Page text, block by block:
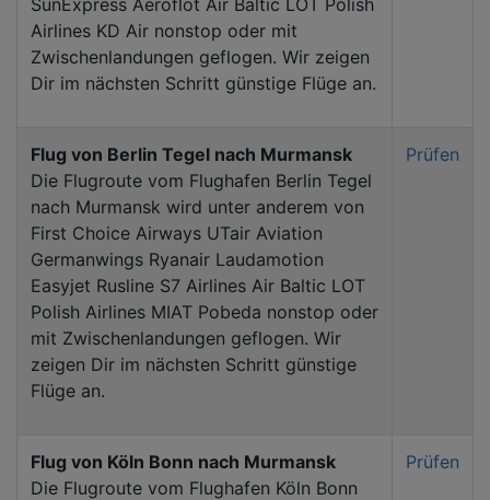
Airlines KD Air nonstop oder mit
Zwischenlandungen geflogen. Wir zeigen
Dir im nächsten Schritt günstige Flüge an.
Flug von Berlin Tegel nach Murmansk
Die Flugroute vom Flughafen Berlin Tegel
nach Murmansk wird unter anderem von
First Choice Airways UTair Aviation
Germanwings Ryanair Laudamotion
Easyjet Rusline S7 Airlines Air Baltic LOT
Polish Airlines MIAT Pobeda nonstop oder
mit Zwischenlandungen geflogen. Wir
zeigen Dir im nächsten Schritt günstige
Flüge an.
Prüfen
Flug von Köln Bonn nach Murmansk
Die Flugroute vom Flughafen Köln Bonn
Prüfen